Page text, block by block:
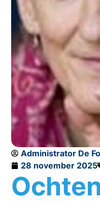
Administrator De
28 november 2025